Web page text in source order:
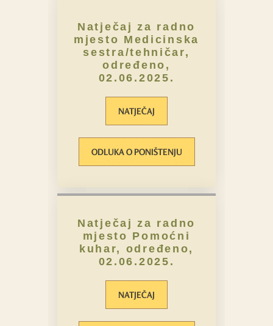
Natječaj za radno
mjesto Medicinska
sestra/tehničar,
određeno,
02.06.2025.
NATJEČAJ
ODLUKA O PONIŠTENJU
Natječaj za radno
mjesto Pomoćni
kuhar, određeno,
02.06.2025.
NATJEČAJ